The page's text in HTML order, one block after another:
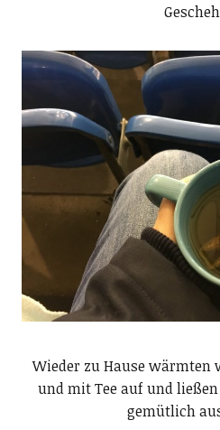
Wieder zu Hause wärmten
und mit Tee auf und
gemütlich